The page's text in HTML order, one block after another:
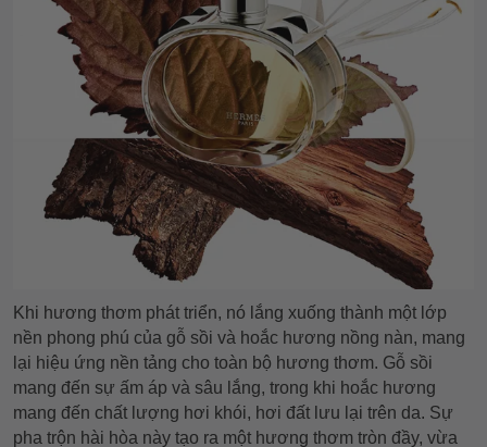
Khi hương thơm phát triển, nó lắng xuống thành một lớp
nền phong phú của gỗ sồi và hoắc hương nồng nàn, mang
lại hiệu ứng nền tảng cho toàn bộ hương thơm. Gỗ sồi
mang đến sự ấm áp và sâu lắng, trong khi hoắc hương
mang đến chất lượng hơi khói, hơi đất lưu lại trên da. Sự
pha trộn hài hòa này tạo ra một hương thơm tròn đầy, vừa